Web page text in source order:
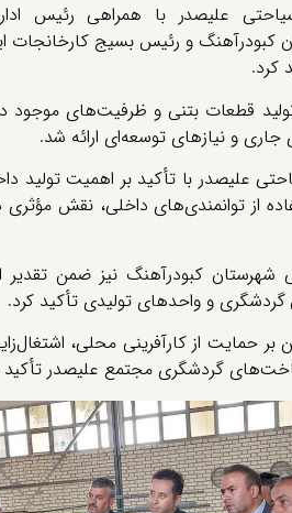
علیصدر با همراهی رئیس
و رئیس بسیج کارخانجات
کرد.
تولید قطعات بتنی و ظرفیت‌های موجود
جاری و نیازهای توسعه‌ای ارائه شد.
علیصدر با تأکید بر اهمیت تولید
از توانمندی‌های داخلی، نقش
شهرستان کبودرآهنگ نیز ضمن تقدیر
و واحدهای تولیدی تأکید کرد.
بر حمایت از کارآفرینی محلی،
گردشگری مجتمع علیصدر